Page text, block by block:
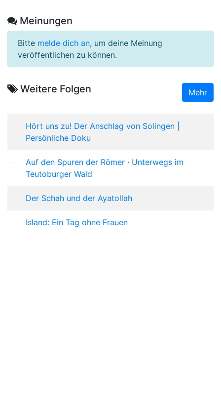
Meinungen
Bitte melde dich an, um deine Meinung
veröffentlichen zu können.
Weitere Folgen Mehr
Hört uns zu! Der Anschlag von Solingen |
Persönliche Doku
Auf den Spuren der Römer · Unterwegs im
Teutoburger Wald
Der Schah und der Ayatollah
Island: Ein Tag ohne Frauen